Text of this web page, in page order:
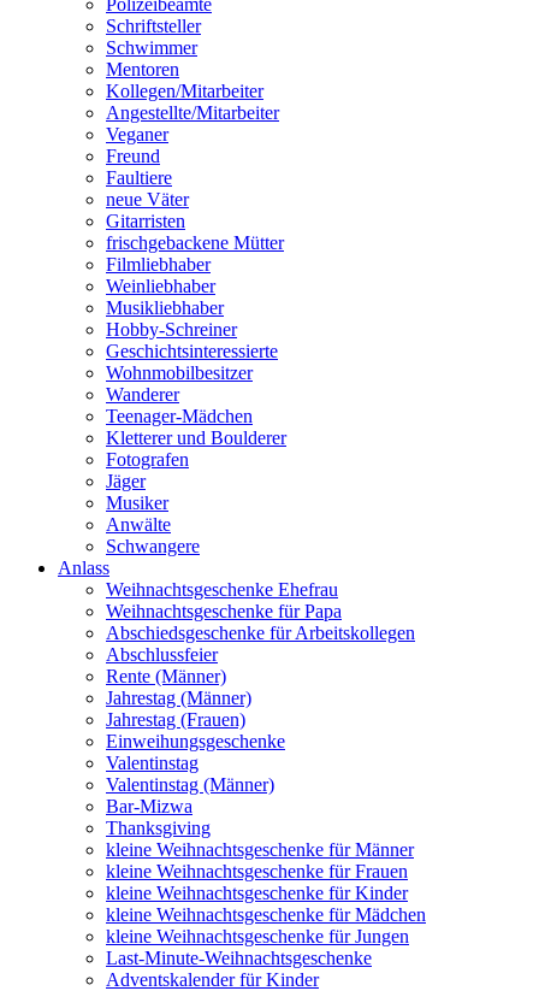
Polizeibeamte
Schriftsteller
Schwimmer
Mentoren
Kollegen/Mitarbeiter
Angestellte/Mitarbeiter
Veganer
Freund
Faultiere
neue Väter
Gitarristen
frischgebackene Mütter
Filmliebhaber
Weinliebhaber
Musikliebhaber
Hobby-Schreiner
Geschichtsinteressierte
Wohnmobilbesitzer
Wanderer
Teenager-Mädchen
Kletterer und Boulderer
Fotografen
Jäger
Musiker
Anwälte
Schwangere
Anlass
Weihnachtsgeschenke Ehefrau
Weihnachtsgeschenke für Papa
Abschiedsgeschenke für Arbeitskollegen
Abschlussfeier
Rente (Männer)
Jahrestag (Männer)
Jahrestag (Frauen)
Einweihungsgeschenke
Valentinstag
Valentinstag (Männer)
Bar-Mizwa
Thanksgiving
kleine Weihnachtsgeschenke für Männer
kleine Weihnachtsgeschenke für Frauen
kleine Weihnachtsgeschenke für Kinder
kleine Weihnachtsgeschenke für Mädchen
kleine Weihnachtsgeschenke für Jungen
Last-Minute-Weihnachtsgeschenke
Adventskalender für Kinder